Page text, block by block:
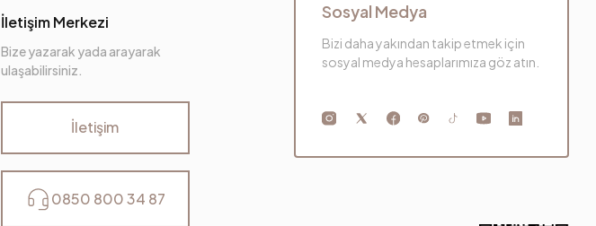
İletişim Merkezi
Bize yazarak yada arayarak
ulaşabilirsiniz.
İletişim
0850 800 34 87
Sosyal Medya
Bizi daha yakından takip etmek için
sosyal medya hesaplarımıza göz atın.